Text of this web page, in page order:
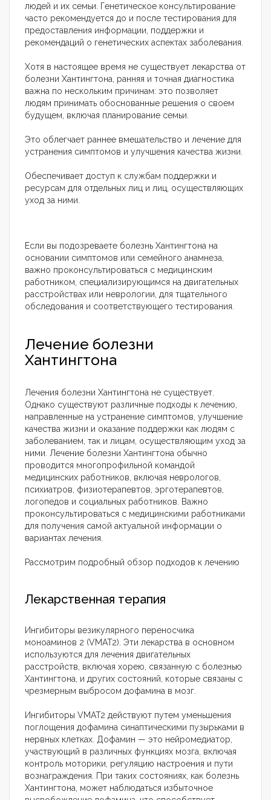
людей и их семьи. Генетическое консультирование
часто рекомендуется до и после тестирования для
предоставления информации, поддержки и
рекомендаций о генетических аспектах заболевания.
Хотя в настоящее время не существует лекарства от
болезни Хантингтона, ранняя и точная диагностика
важна по нескольким причинам: это позволяет
людям принимать обоснованные решения о своем
будущем, включая планирование семьи.
Это облегчает раннее вмешательство и лечение для
устранения симптомов и улучшения качества жизни.
Обеспечивает доступ к службам поддержки и
ресурсам для отдельных лиц и лиц, осуществляющих
уход за ними.
Если вы подозреваете болезнь Хантингтона на
основании симптомов или семейного анамнеза,
важно проконсультироваться с медицинским
работником, специализирующимся на двигательных
расстройствах или неврологии, для тщательного
обследования и соответствующего тестирования.
Лечение болезни
Хантингтона
Лечения болезни Хантингтона не существует.
Однако существуют различные подходы к лечению,
направленные на устранение симптомов, улучшение
качества жизни и оказание поддержки как людям с
заболеванием, так и лицам, осуществляющим уход за
ними. Лечение болезни Хантингтона обычно
проводится многопрофильной командой
медицинских работников, включая неврологов,
психиатров, физиотерапевтов, эрготерапевтов,
логопедов и социальных работников. Важно
проконсультироваться с медицинскими работниками
для получения самой актуальной информации о
вариантах лечения.
Рассмотрим подробный обзор подходов к лечению
Лекарственная терапия
Ингибиторы везикулярного переносчика
моноаминов 2 (VMAT2). Эти лекарства в основном
используются для лечения двигательных
расстройств, включая хорею, связанную с болезнью
Хантингтона, и других состояний, которые связаны с
чрезмерным выбросом дофамина в мозг.
Ингибиторы VMAT2 действуют путем уменьшения
поглощения дофамина синаптическими пузырьками в
нервных клетках. Дофамин — это нейромедиатор,
участвующий в различных функциях мозга, включая
контроль моторики, регуляцию настроения и пути
вознаграждения. При таких состояниях, как болезнь
Хантингтона, может наблюдаться избыточное